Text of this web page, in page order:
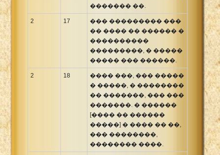
������� ��.
2 17
��� ��������� ���
�� ���� �� ������ �
����������
���������, � �����
����� ��� ������.
2 18
���� ���, ��� �����
� �����, � ��������
�� �������, ��� ���
�������. � ������
[���� �� ������
�����] � ���� �� ��,
��� ��������,
�������� ����.